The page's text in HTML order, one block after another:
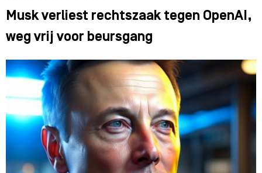
Musk verliest rechtszaak tegen OpenAI,
weg vrij voor beursgang